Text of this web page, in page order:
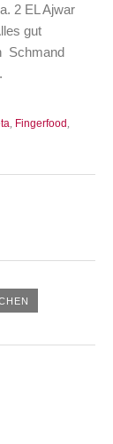
2 EL Ajwar
gut
Schmand
Fingerfood